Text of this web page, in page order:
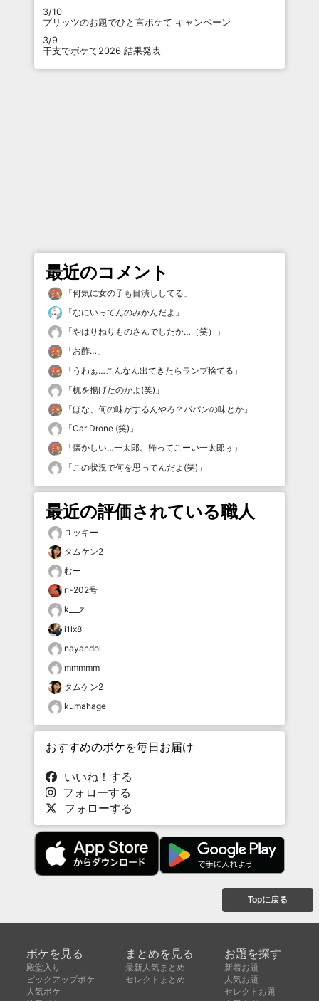
3/10
プリッツのお題でひと言ボケて キャンペーン
3/9
干支でボケて2026 結果発表
最近のコメント
「何気に女の子も目潰ししてる 」
「なにいってんのみかんだよ 」
「やはりねりものさんでしたか…（笑）
」
「お酢… 」
「 うわぁ…こんなん出てきたらランプ捨てる 」
「机を揚げたのかよ(笑) 」
「ほな、何の味がするんやろ？パパンの味とか 」
「Car Drone (笑) 」
「懐かしい…一太郎。帰ってこーい一太郎ぅ 」
「 この状況で何を思ってんだよ(笑) 」
最近の評価されている職人
ユッキー
タムケン2
むー
n-202号
k___z
i1lx8
nayandol
mmmmm
タムケン2
kumahage
おすすめのボケを毎日お届け
いいね！する
フォローする
フォローする
Topに戻る
ボケを見る
殿堂入り
ピックアップボケ
人気ボケ
まとめを見る
最新人気まとめ
セレクトまとめ
お題を探す
新着お題
人気お題
セレクトお題